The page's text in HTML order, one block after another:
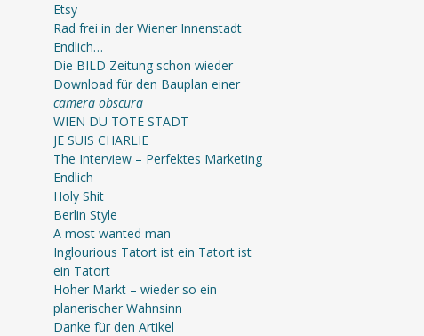
Etsy
Rad frei in der Wiener Innenstadt
Endlich…
Die BILD Zeitung schon wieder
Download für den Bauplan einer
camera obscura
WIEN DU TOTE STADT
JE SUIS CHARLIE
The Interview – Perfektes Marketing
Endlich
Holy Shit
Berlin Style
A most wanted man
Inglourious Tatort ist ein Tatort ist
ein Tatort
Hoher Markt – wieder so ein
planerischer Wahnsinn
Danke für den Artikel